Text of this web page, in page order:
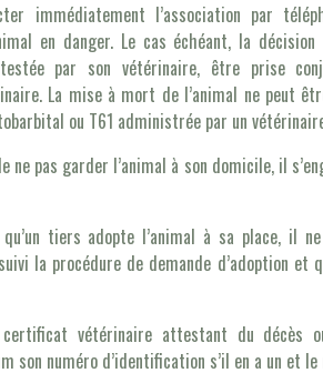
immédiatement l’association par
en danger. Le cas échéant, la décision
par son vétérinaire, être prise
La mise à mort de l’animal ne peut
ou T61 administrée par un
ne pas garder l’animal à son domicile, il
tiers adopte l’animal à sa place, il
la procédure de demande d’adoption et
vétérinaire attestant du décès
son numéro d’identification s’il en a un et